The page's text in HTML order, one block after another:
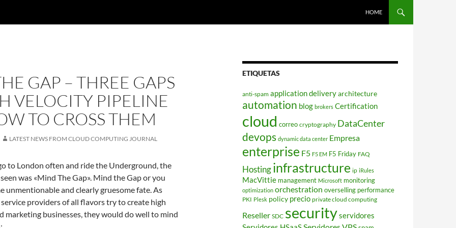
HOME
GAP – THREE GAPS
VELOCITY PIPELINE
TO CROSS THEM
LATEST NEWS FROM CLOUD COMPUTING JOURNAL
to London often and ride the Underground, the
was «Mind The Gap». Mind the Gap or you
unmentionable and clearly gruesome fate. As
providers of all flavors try to create high
marketing businesses, they would do well to mind
ETIQUETAS
anti-spam application deliveryarchitecture
automation blog brokers Certification
cloud correo cryptography DataCenter
devops dynamic data center Empresa
enterprise F5 F5 EM F5 Friday FAQ
Hostinginfrastructure ip iRules
MacVittie management Microsoft monitoring
optimization orchestration overselling performance
PKI Plesk policy precio private cloud computing
Reseller SDC securityservidores